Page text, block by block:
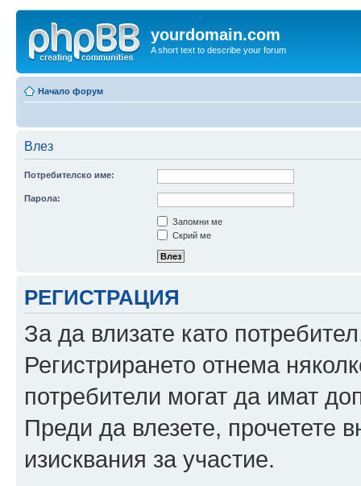
yourdomain.com
A short text to describe your forum
Начало форум
Влез
Потребителско име:
Парола:
Запомни ме
Скрий ме
РЕГИСТРАЦИЯ
За да влизате като
Регистрирането отнема
потребители могат да имат
Преди да влезете, прочетете
изисквания за участие.